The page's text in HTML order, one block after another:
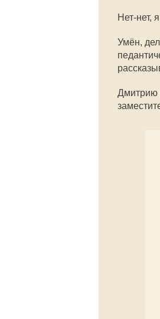
Нет-нет,
Умён,
Дмитрию